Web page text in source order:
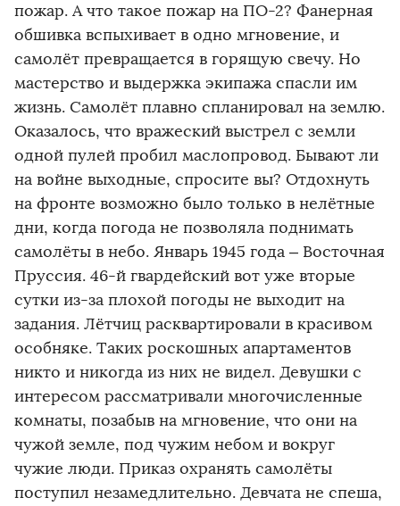
пожар. А что такое пожар на ПО-2? Фанерная
обшивка вспыхивает в одно мгновение, и
самолёт превращается в горящую свечу. Но
мастерство и выдержка экипажа спасли им
жизнь. Самолёт плавно спланировал на землю.
Оказалось, что вражеский выстрел с земли
одной пулей пробил маслопровод. Бывают ли
на войне выходные, спросите вы? Отдохнуть
на фронте возможно было только в нелётные
дни, когда погода не позволяла поднимать
самолёты в небо. Январь 1945 года – Восточная
Пруссия. 46-й гвардейский вот уже вторые
сутки из-за плохой погоды не выходит на
задания. Лётчиц расквартировали в красивом
особняке. Таких роскошных апартаментов
никто и никогда из них не видел. Девушки с
интересом рассматривали многочисленные
комнаты, позабыв на мгновение, что они на
чужой земле, под чужим небом и вокруг
чужие люди. Приказ охранять самолёты
поступил незамедлительно. Девчата не спеша,